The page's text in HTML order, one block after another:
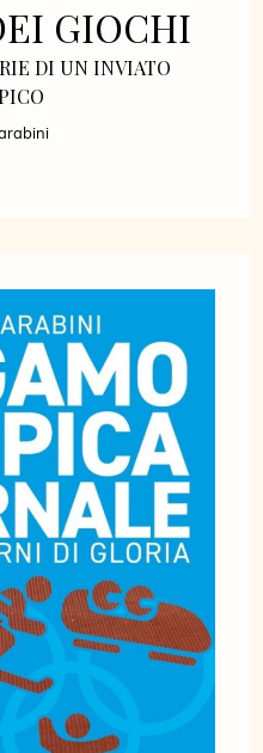
GIOCHI
DI UN INVIATO